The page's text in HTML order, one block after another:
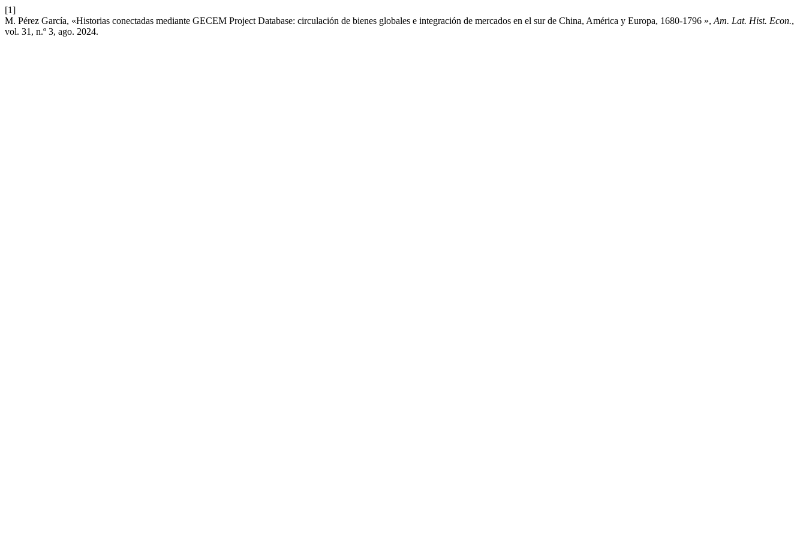
[1]
M. Pérez García, «Historias conectadas mediante GECEM Project Database: circulación de bienes globales e integración de mercados en el sur de China, América y Europa, 1680-1796 », Am. Lat. Hist. Econ.,
vol. 31, n.º 3, ago. 2024.